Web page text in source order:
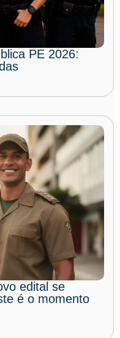
PE 2026:
edital se
é o momento